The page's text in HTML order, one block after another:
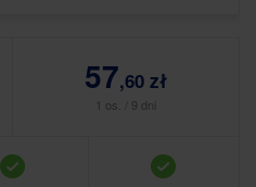
57,60 zł
1 os. / 9 dni